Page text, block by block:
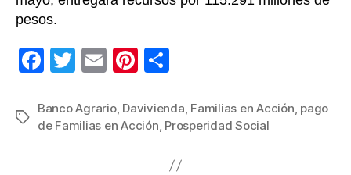
pesos.
F
c
e
b
T
tt
er
E
ail
Pi
er
e
st
m
p
ar
Etiquetas
Banco Agrario, Davivienda, Familias en Acción, pago
de Familias en Acción, Prosperidad Social